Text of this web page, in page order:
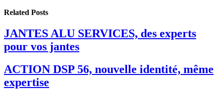
Related Posts
JANTES ALU SERVICES, des experts
pour vos jantes
ACTION DSP 56, nouvelle identité, même
expertise